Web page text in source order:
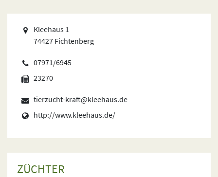
Kleehaus 1
74427 Fichtenberg
07971/6945
23270
tierzucht-kraft@kleehaus.de
http://www.kleehaus.de/
ZÜCHTER